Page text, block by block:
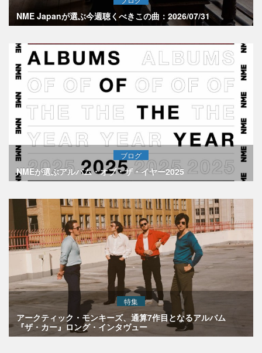
NME Japanが選ぶ今週聴くべきこの曲：2026/07/31
ブログ
NMEが選ぶアルバム・オブ・ザ・イヤー2025
特集
アークティック・モンキーズ、通算7作目となるアルバム
『ザ・カー』ロング・インタヴュー